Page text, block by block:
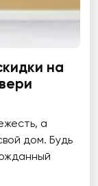
на
а
дом. Будь